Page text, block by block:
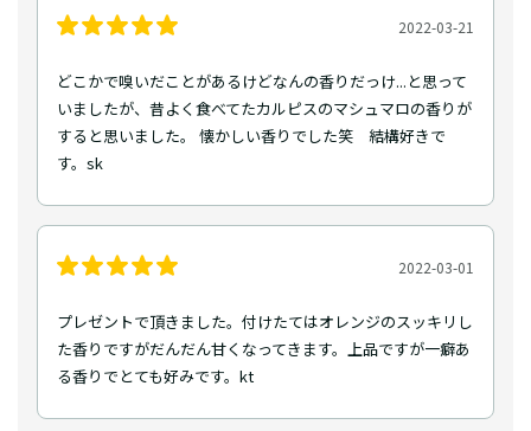
2022-03-21
どこかで嗅いだことがあるけどなんの香りだっけ...と思って
いましたが、昔よく食べてたカルピスのマシュマロの香りが
すると思いました。 懐かしい香りでした笑 結構好きで
す。sk
2022-03-01
プレゼントで頂きました。付けたてはオレンジのスッキリし
た香りですがだんだん甘くなってきます。上品ですが一癖あ
る香りでとても好みです。kt